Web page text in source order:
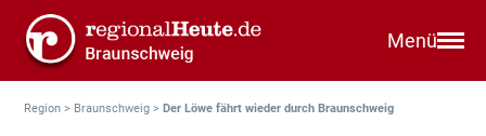
Menü
Region > Braunschweig >Der Löwe fährt wieder durch Braunschweig